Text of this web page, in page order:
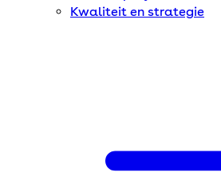
Kwaliteit en strategie